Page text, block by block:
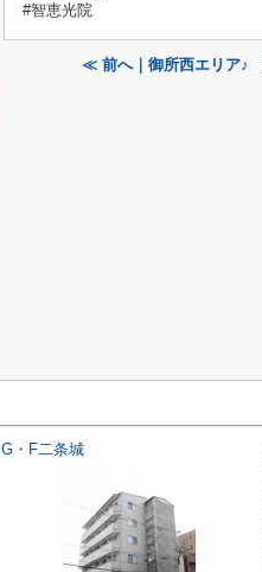
#智恵光院
≪ 前へ｜御所西エリア♪
G・F二条城